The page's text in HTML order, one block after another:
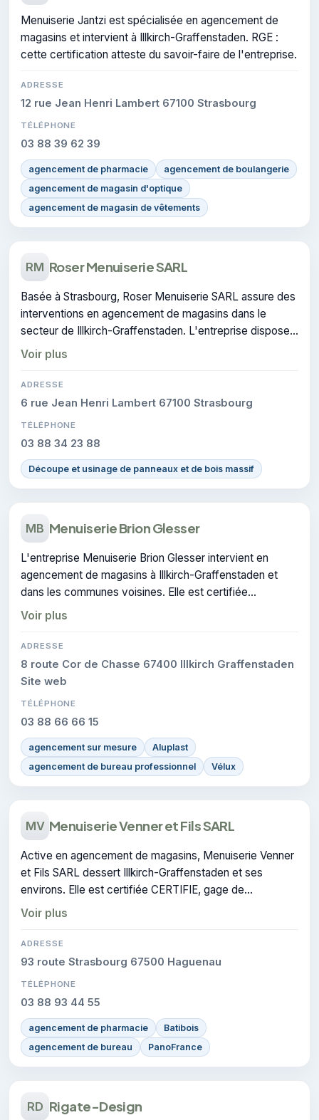
Menuiserie Jantzi est spécialisée en agencement de
magasins et intervient à Illkirch-Graffenstaden. RGE :
cette certification atteste du savoir-faire de l'entreprise.
ADRESSE
12 rue Jean Henri Lambert 67100 Strasbourg
TÉLÉPHONE
03 88 39 62 39
agencement de pharmacie
agencement de boulangerie
agencement de magasin d'optique
agencement de magasin de vêtements
RM Roser Menuiserie SARL
Basée à Strasbourg, Roser Menuiserie SARL assure des
interventions en agencement de magasins dans le
secteur de Illkirch-Graffenstaden. L'entreprise dispose
de la certification CERTIFIE.
Voir plus
ADRESSE
6 rue Jean Henri Lambert 67100 Strasbourg
TÉLÉPHONE
03 88 34 23 88
Découpe et usinage de panneaux et de bois massif
MB Menuiserie Brion Glesser
L'entreprise Menuiserie Brion Glesser intervient en
agencement de magasins à Illkirch-Graffenstaden et
dans les communes voisines. Elle est certifiée
CERTIFIE, gage de conformité sur les interventions
réalisées.
Voir plus
ADRESSE
8 route Cor de Chasse 67400 Illkirch Graffenstaden
Site web
TÉLÉPHONE
03 88 66 66 15
agencement sur mesure
Aluplast
agencement de bureau professionnel
Vélux
MV Menuiserie Venner et Fils SARL
Active en agencement de magasins, Menuiserie Venner
et Fils SARL dessert Illkirch-Graffenstaden et ses
environs. Elle est certifiée CERTIFIE, gage de
conformité sur les interventions réalisées.
Voir plus
ADRESSE
93 route Strasbourg 67500 Haguenau
TÉLÉPHONE
03 88 93 44 55
agencement de pharmacie
Batibois
agencement de bureau
PanoFrance
RD Rigate-Design